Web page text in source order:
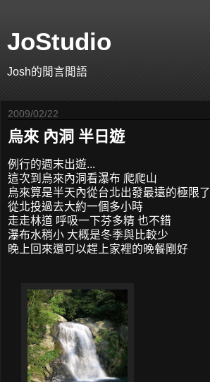
JoStudio
Josh的閒言閒語
2009/02/22
烏來 內洞 半日遊
例行的週末出遊...
這次到烏來內洞看瀑布 爬爬山
烏來算是半天內從台北出發最遠的極限了
從北投過去大約一個多小時
走走林道 呼吸一下芬多精 也不錯
瀑布水稍小 大概是冬季與比較少
晚上回來還可以趕上家裡的晚餐剛好